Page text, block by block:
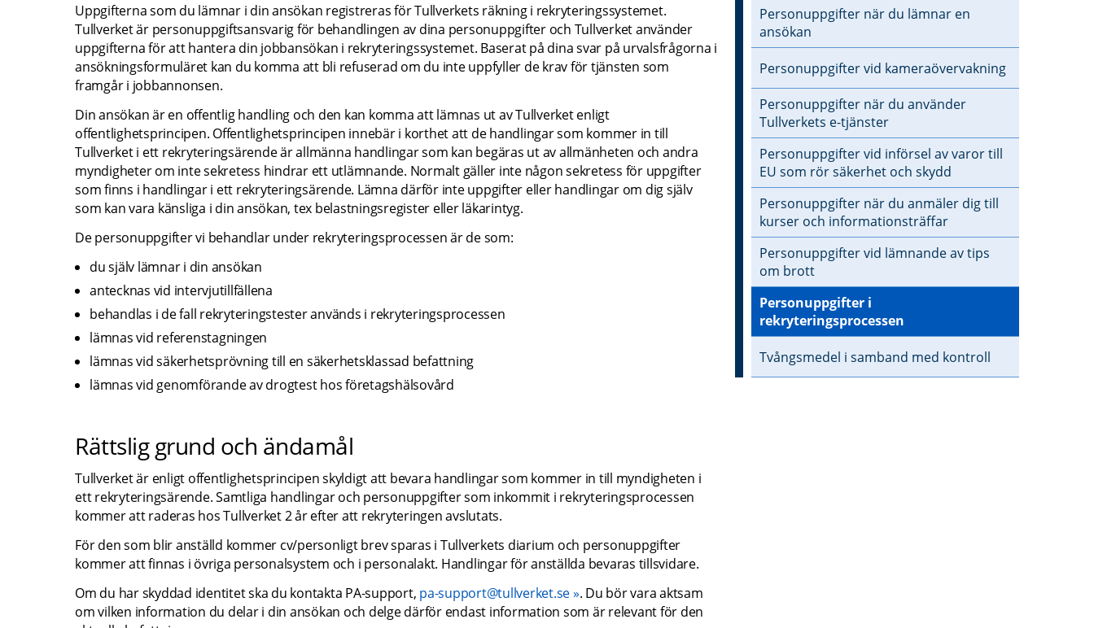
Uppgifterna som du lämnar i din ansökan registreras för Tullverkets räkning i rekryteringssystemet.
Tullverket är personuppgiftsansvarig för behandlingen av dina personuppgifter och Tullverket använder
uppgifterna för att hantera din jobbansökan i rekryteringssystemet. Baserat på dina svar på urvalsfrågorna i
ansökningsformuläret kan du komma att bli refuserad om du inte uppfyller de krav för tjänsten som
framgår i jobbannonsen.
Din ansökan är en offentlig handling och den kan komma att lämnas ut av Tullverket enligt
offentlighetsprincipen. Offentlighetsprincipen innebär i korthet att de handlingar som kommer in till
Tullverket i ett rekryteringsärende är allmänna handlingar som kan begäras ut av allmänheten och andra
myndigheter om inte sekretess hindrar ett utlämnande. Normalt gäller inte någon sekretess för uppgifter
som finns i handlingar i ett rekryteringsärende. Lämna därför inte uppgifter eller handlingar om dig själv
som kan vara känsliga i din ansökan, tex belastningsregister eller läkarintyg.
De personuppgifter vi behandlar under rekryteringsprocessen är de som:
du själv lämnar i din ansökan
antecknas vid intervjutillfällena
behandlas i de fall rekryteringstester används i rekryteringsprocessen
lämnas vid referenstagningen
lämnas vid säkerhetsprövning till en säkerhetsklassad befattning
lämnas vid genomförande av drogtest hos företagshälsovård
Rättslig grund och ändamål
Tullverket är enligt offentlighetsprincipen skyldigt att bevara handlingar som kommer in till myndigheten i
ett rekryteringsärende. Samtliga handlingar och personuppgifter som inkommit i rekryteringsprocessen
kommer att raderas hos Tullverket 2 år efter att rekryteringen avslutats.
För den som blir anställd kommer cv/personligt brev sparas i Tullverkets diarium och personuppgifter
kommer att finnas i övriga personalsystem och i personalakt. Handlingar för anställda bevaras tillsvidare.
Om du har skyddad identitet ska du kontakta PA-support, pa-support@tullverket.se . Du bör vara aktsam
om vilken information du delar i din ansökan och delge därför endast information som är relevant för den
Personuppgifter när du lämnar en
ansökan
Personuppgifter vid kameraövervakning
Personuppgifter när du använder
Tullverkets e-tjänster
Personuppgifter vid införsel av varor till
EU som rör säkerhet och skydd
Personuppgifter när du anmäler dig till
kurser och informationsträffar
Personuppgifter vid lämnande av tips
om brott
Personuppgifter i
rekryteringsprocessen
Tvångsmedel i samband med kontroll